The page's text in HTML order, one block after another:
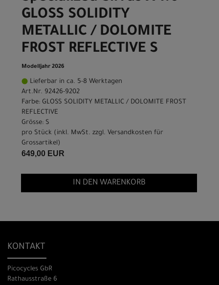
GLOSS SOLIDITY
METALLIC / DOLOMITE
FROST REFLECTIVE S
Modelljahr 2026
Lieferbar in ca. 5-8 Werktagen
Art.Nr. 92426-9202
Farbe: GLOSS SOLIDITY METALLIC / DOLOMITE FROST
REFLECTIVE
Grösse: S
pro Stück (inkl. MwSt. zzgl. Versandkosten für
Grossartikel)
649,00 EUR
IN DEN WARENKORB
KONTAKT
Picocycles GbR
Rathausstraße 6